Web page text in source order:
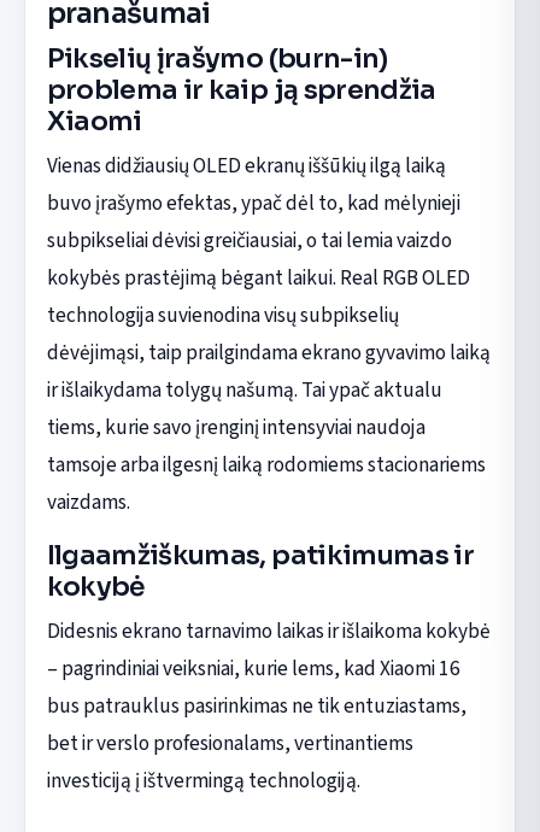
pranašumai
Pikselių įrašymo (burn-in)
problema ir kaip ją sprendžia
Xiaomi
Vienas didžiausių OLED ekranų iššūkių ilgą laiką
buvo įrašymo efektas, ypač dėl to, kad mėlynieji
subpikseliai dėvisi greičiausiai, o tai lemia vaizdo
kokybės prastėjimą bėgant laikui. Real RGB OLED
technologija suvienodina visų subpikselių
dėvėjimąsi, taip prailgindama ekrano gyvavimo laiką
ir išlaikydama tolygų našumą. Tai ypač aktualu
tiems, kurie savo įrenginį intensyviai naudoja
tamsoje arba ilgesnį laiką rodomiems stacionariems
vaizdams.
Ilgaamžiškumas, patikimumas ir
kokybė
Didesnis ekrano tarnavimo laikas ir išlaikoma kokybė
– pagrindiniai veiksniai, kurie lems, kad Xiaomi 16
bus patrauklus pasirinkimas ne tik entuziastams,
bet ir verslo profesionalams, vertinantiems
investiciją į ištvermingą technologiją.